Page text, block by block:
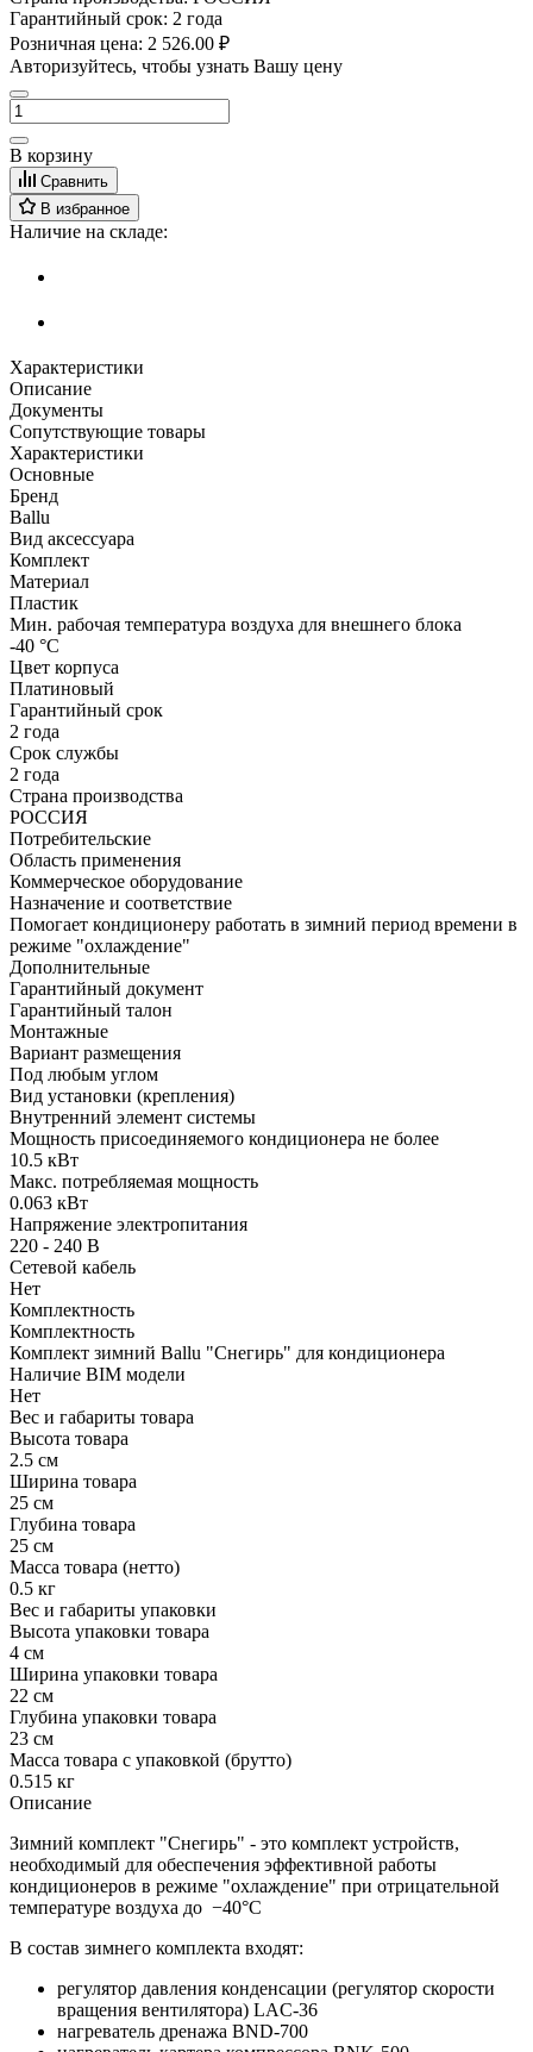
Гарантийный срок: 2 года
Розничная цена: 2 526.00 ₽
Авторизуйтесь, чтобы узнать Вашу цену
В корзину
Сравнить
В избранное
Наличие на складе:
Характеристики
Описание
Документы
Сопутствующие товары
Характеристики
Основные
Бренд
Ballu
Вид аксессуара
Комплект
Материал
Пластик
Мин. рабочая температура воздуха для внешнего блока
-40 °С
Цвет корпуса
Платиновый
Гарантийный срок
2 года
Срок службы
2 года
Страна производства
РОССИЯ
Потребительские
Область применения
Коммерческое оборудование
Назначение и соответствие
Помогает кондиционеру работать в зимний период времени в
режиме "охлаждение"
Дополнительные
Гарантийный документ
Гарантийный талон
Монтажные
Вариант размещения
Под любым углом
Вид установки (крепления)
Внутренний элемент системы
Мощность присоединяемого кондиционера не более
10.5 кВт
Макс. потребляемая мощность
0.063 кВт
Напряжение электропитания
220 - 240 В
Сетевой кабель
Нет
Комплектность
Комплектность
Комплект зимний Ballu "Снегирь" для кондиционера
Наличие BIM модели
Нет
Вес и габариты товара
Высота товара
2.5 см
Ширина товара
25 см
Глубина товара
25 см
Масса товара (нетто)
0.5 кг
Вес и габариты упаковки
Высота упаковки товара
4 см
Ширина упаковки товара
22 см
Глубина упаковки товара
23 см
Масса товара с упаковкой (брутто)
0.515 кг
Описание
Зимний комплект "Снегирь" - это комплект устройств,
необходимый для обеспечения эффективной работы
кондиционеров в режиме "охлаждение" при отрицательной
температуре воздуха до −40°С
В состав зимнего комплекта входят:
регулятор давления конденсации (регулятор скорости
вращения вентилятора) LAC-36
нагреватель дренажа BND-700